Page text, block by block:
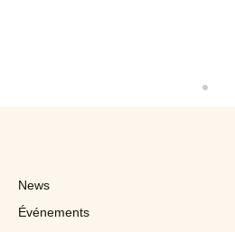
News
Événements